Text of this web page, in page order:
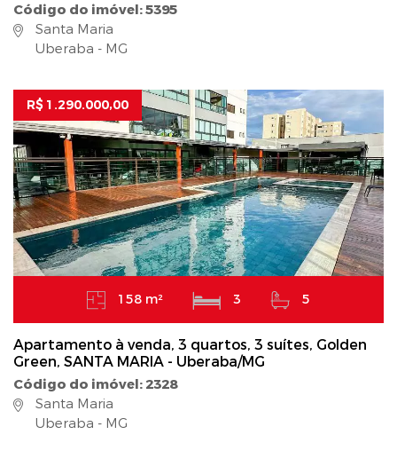
Código do imóvel: 5395
Santa Maria
Uberaba - MG
R$ 1.290.000,00
158 m² 3 5
Apartamento à venda, 3 quartos, 3 suítes, Golden
Green, SANTA MARIA - Uberaba/MG
Código do imóvel: 2328
Santa Maria
Uberaba - MG